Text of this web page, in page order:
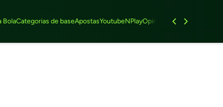
BolaCategorias de baseApostasYoutubeNPlayOpinião Feminino